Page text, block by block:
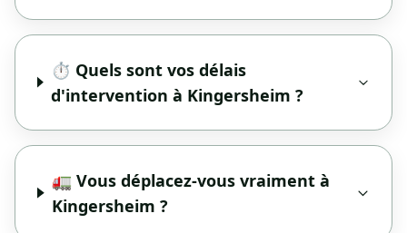
⏱️ Quels sont vos délais
d'intervention à Kingersheim ?
🚛 Vous déplacez-vous vraiment à
Kingersheim ?